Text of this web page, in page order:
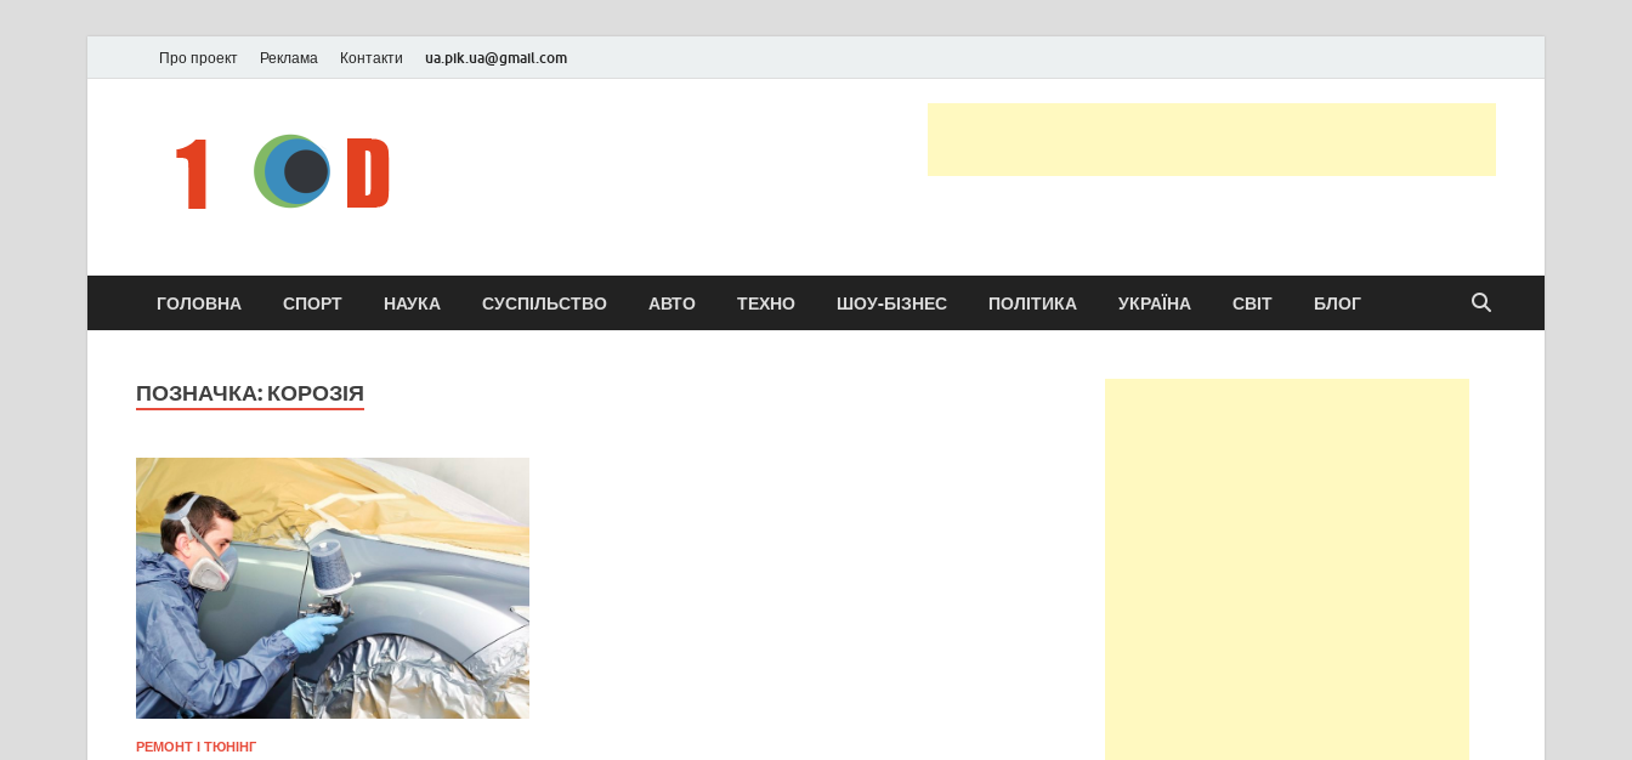
Про проект Реклама Контакти ua.pik.ua@gmail.com
Новини України та світу сьогодні
ГОЛОВНА СПОРТ НАУКА СУСПІЛЬСТВО АВТО ТЕХНО ШОУ-БІЗНЕС ПОЛІТИКА УКРАЇНА СВІТ БЛОГ
ПОЗНАЧКА: КОРОЗІЯ
РЕМОНТ І ТЮНІНГ